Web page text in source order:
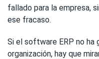
fallado para la empresa,
ese fracaso.
Si el software ERP no ha
organización, hay que